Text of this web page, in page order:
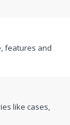
features and
like cases,